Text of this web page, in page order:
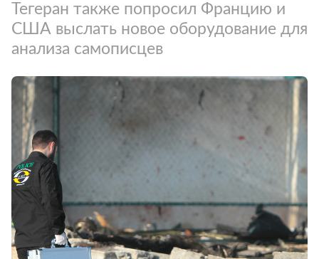
Тегеран также попросил Францию и
США выслать новое оборудование для
анализа самописцев